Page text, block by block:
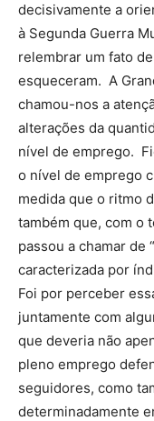
decisivamente a
à Segunda Guerra
relembrar um fato
esqueceram. A
chamou-nos a
alterações da
nível de emprego.
o nível de emprego
medida que o ritmo
também que, com o
passou a chamar de
caracterizada por
Foi por perceber
juntamente com
que deveria não
pleno emprego
seguidores, como
determinadamente